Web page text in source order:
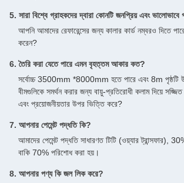
5. সারা বিশ্বে গ্রাহকদের দ্বারা কোনটি জনপ্রিয় এবং ভালোভাবে
আপনি আমাদের রেফারেন্সের জন্য কালার কার্ড নম্বরও দিতে
করেন?
6. তৈরি করা যেতে পারে এমন বৃহত্তম আকার কত?
সর্বোচ্চ 3500mm *8000mm হতে পারে এবং 8m পৃষ্ঠটি
বীমগুলিকে সমর্থন করার জন্য বায়ু-প্রতিরোধী কলাম দিয়ে
এবং প্রয়োজনীয়তার উপর ভিত্তি করে?
7. আপনার পেমেন্ট পদ্ধতি কি?
আমাদের পেমেন্ট পদ্ধতি সাধারণত টিটি (ওয়্যার ট্রান্সফার),
বাকি 70% পরিশোধ করা হয়।
8. আপনার পণ্য কি জল লিক করে?